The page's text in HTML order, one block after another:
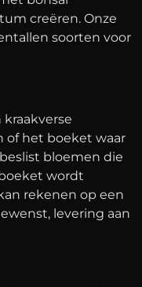
creëren. Onze
soorten voor
of het boeket waar
bloemen die
wordt
rekenen op een
levering aan